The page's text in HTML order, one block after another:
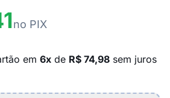
no PIX
em 6x de R$ 74,98 sem juros